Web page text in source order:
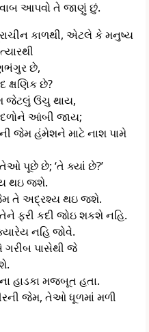
આપવો તે જાણું છું.
કાળથી, એટલે કે મનુષ્ય
છે,
ક્ષણિક છે?
ઉંચુ થાય,
આંબી જાય;
જેમ હંમેશને માટે નાશ પામે
પૂછે છે; ‘તે ક્યાં છે?’
થઇ જશે.
જેમ તે અદ્રશ્ય થઇ જશે.
ફરી કદી જોઇ શકશે નહિ.
નહિ જોવે.
ગરીબ પાસેથી જે
હાડકા મજબૂત હતા.
જેમ, તેઓ ધૂળમાં મળી